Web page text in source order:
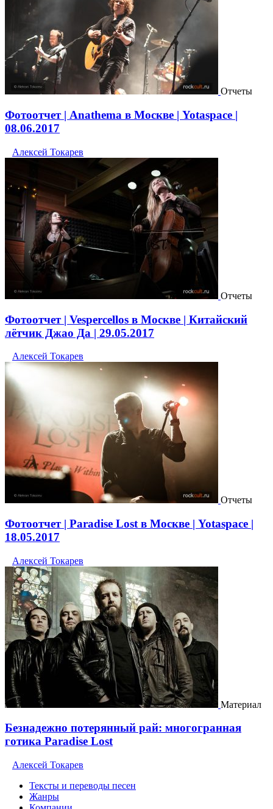
Отчеты
Фотоотчет | Anathema в Москве | Yotaspace |
08.06.2017
Алексей Токарев
Отчеты
Фотоотчет | Vespercellos в Москве | Китайский
лётчик Джао Да | 29.05.2017
Алексей Токарев
Отчеты
Фотоотчет | Paradise Lost в Москве | Yotaspace |
18.05.2017
Алексей Токарев
Материал
Безнадежно потерянный рай: многогранная
готика Paradise Lost
Алексей Токарев
Тексты и переводы песен
Жанры